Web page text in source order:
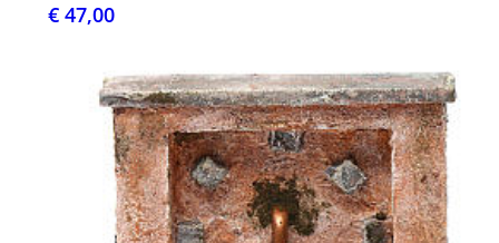
€ 47,00